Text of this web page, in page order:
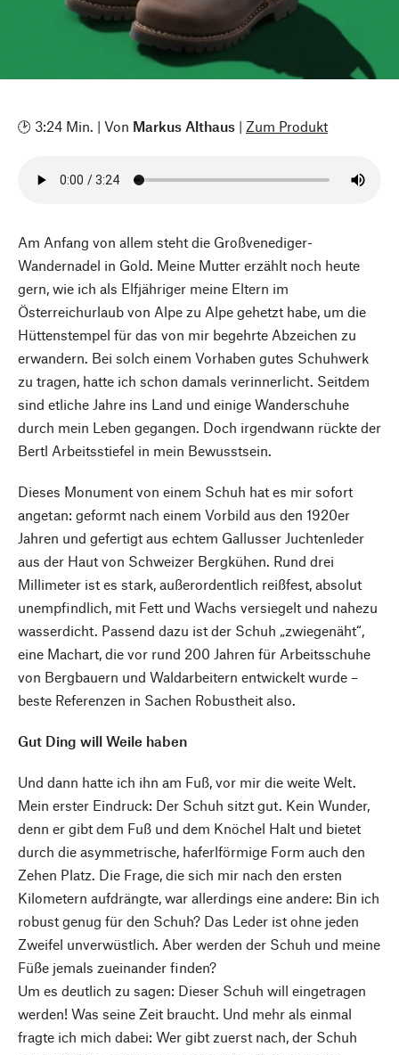
🕑 3:24 Min. | Von Markus Althaus | Zum Produkt
Am Anfang von allem steht die Großvenediger-
Wandernadel in Gold. Meine Mutter erzählt noch heute
gern, wie ich als Elfjähriger meine Eltern im
Österreichurlaub von Alpe zu Alpe gehetzt habe, um die
Hüttenstempel für das von mir begehrte Abzeichen zu
erwandern. Bei solch einem Vorhaben gutes Schuhwerk
zu tragen, hatte ich schon damals verinnerlicht. Seitdem
sind etliche Jahre ins Land und einige Wanderschuhe
durch mein Leben gegangen. Doch irgendwann rückte der
Bertl Arbeitsstiefel in mein Bewusstsein.
Dieses Monument von einem Schuh hat es mir sofort
angetan: geformt nach einem Vorbild aus den 1920er
Jahren und gefertigt aus echtem Gallusser Juchtenleder
aus der Haut von Schweizer Bergkühen. Rund drei
Millimeter ist es stark, außerordentlich reißfest, absolut
unempfindlich, mit Fett und Wachs versiegelt und nahezu
wasserdicht. Passend dazu ist der Schuh „zwiegenäht“,
eine Machart, die vor rund 200 Jahren für Arbeitsschuhe
von Bergbauern und Waldarbeitern entwickelt wurde –
beste Referenzen in Sachen Robustheit also.
Gut Ding will Weile haben
Und dann hatte ich ihn am Fuß, vor mir die weite Welt.
Mein erster Eindruck: Der Schuh sitzt gut. Kein Wunder,
denn er gibt dem Fuß und dem Knöchel Halt und bietet
durch die asymmetrische, haferlförmige Form auch den
Zehen Platz. Die Frage, die sich mir nach den ersten
Kilometern aufdrängte, war allerdings eine andere: Bin ich
robust genug für den Schuh? Das Leder ist ohne jeden
Zweifel unverwüstlich. Aber werden der Schuh und meine
Füße jemals zueinander finden?
Um es deutlich zu sagen: Dieser Schuh will eingetragen
werden! Was seine Zeit braucht. Und mehr als einmal
fragte ich mich dabei: Wer gibt zuerst nach, der Schuh